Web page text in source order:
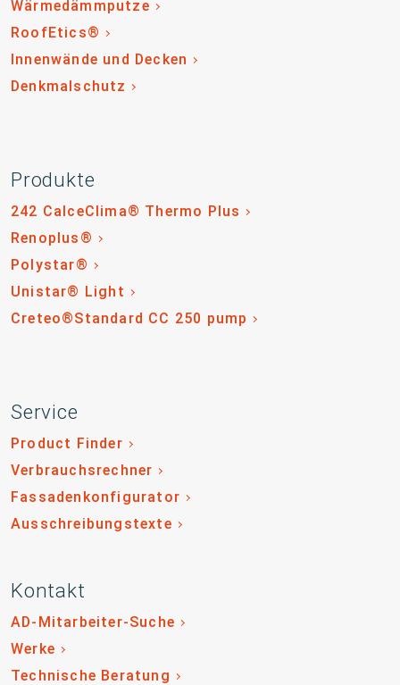
Wärmedämmputze
RoofEtics®
Innenwände und Decken
Denkmalschutz
Produkte
242 CalceClima® Thermo Plus
Renoplus®
Polystar®
Unistar® Light
Creteo®Standard CC 250 pump
Service
Product Finder
Verbrauchsrechner
Fassadenkonfigurator
Ausschreibungstexte
Kontakt
AD-Mitarbeiter-Suche
Werke
Technische Beratung